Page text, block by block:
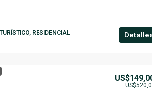
RESIDENCIAL